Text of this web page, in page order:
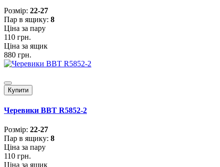
Розмiр: 22-27
Пар в ящику: 8
Ціна за пару
110 грн.
Ціна за ящик
880 грн.
Купити
Черевики BBT R5852-2
Розмiр: 22-27
Пар в ящику: 8
Ціна за пару
110 грн.
Ціна за ящик